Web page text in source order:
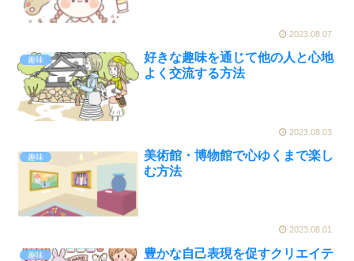
2023.08.07
趣味
好きな趣味を通じて他の人と心地
よく交流する方法
2023.08.03
趣味
美術館・博物館で心ゆくまで楽し
む方法
2023.08.01
趣味
豊かな自己表現を促すクリエイテ